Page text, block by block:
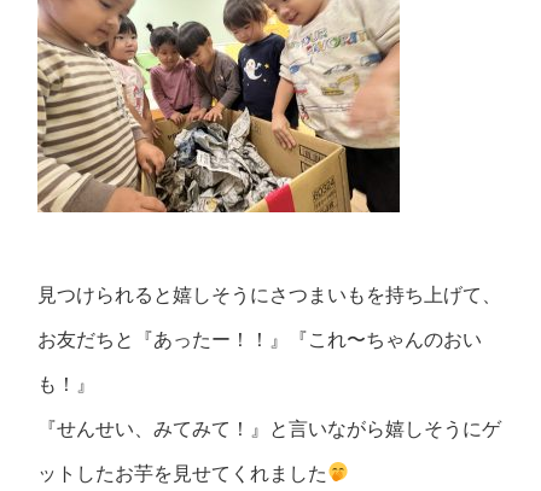
見つけられると嬉しそうにさつまいもを持ち上げて、
お友だちと『あったー！！』『これ〜ちゃんのおい
も！』
『せんせい、みてみて！』と言いながら嬉しそうにゲ
ットしたお芋を見せてくれました